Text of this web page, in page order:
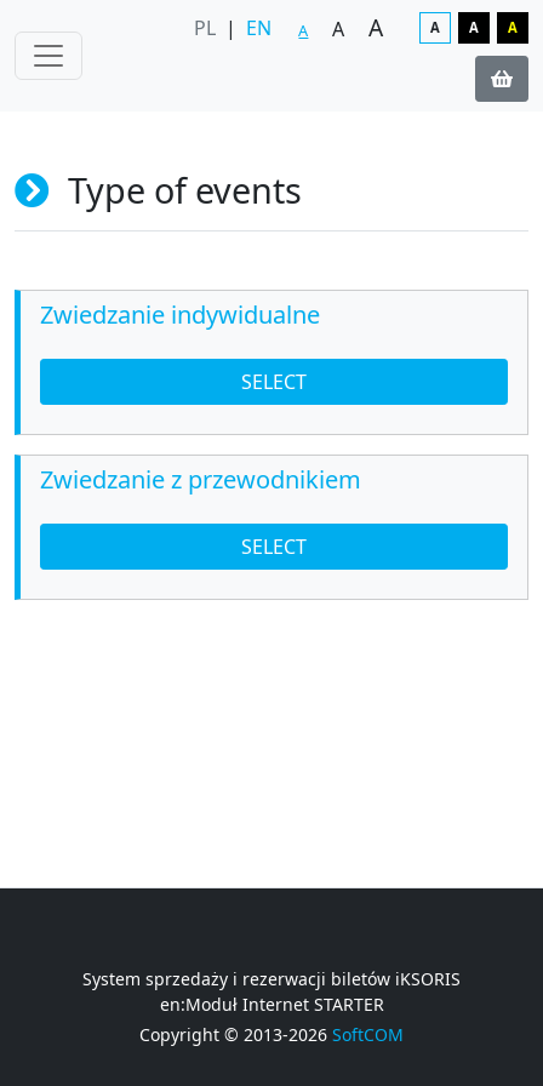
PL | EN A A A A A A
Type of events
Zwiedzanie indywidualne
SELECT
Zwiedzanie z przewodnikiem
SELECT
System sprzedaży i rezerwacji biletów iKSORIS
en:Moduł Internet STARTER
Copyright © 2013-2026 SoftCOM